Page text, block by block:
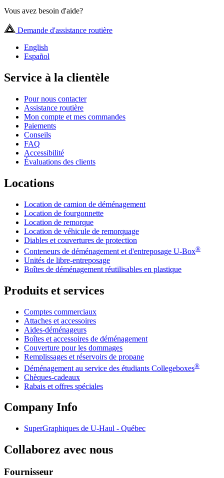
Vous avez besoin d'aide?
Demande d'assistance routière
English
Español
Service à la clientèle
Pour nous contacter
Assistance routière
Mon compte et mes commandes
Paiements
Conseils
FAQ
Accessibilité
Évaluations des clients
Locations
Location de camion de déménagement
Location de fourgonnette
Location de remorque
Location de véhicule de remorquage
Diables et couvertures de protection
Conteneurs de déménagement et d'entreposage U-Box®
Unités de libre-entreposage
Boîtes de déménagement réutilisables en plastique
Produits et services
Comptes commerciaux
Attaches et accessoires
Aides-déménageurs
Boîtes et accessoires de déménagement
Couverture pour les dommages
Remplissages et réservoirs de propane
Déménagement au service des étudiants Collegeboxes®
Chèques-cadeaux
Rabais et offres spéciales
Company Info
SuperGraphiques de U-Haul - Québec
Collaborez avec nous
Fournisseur